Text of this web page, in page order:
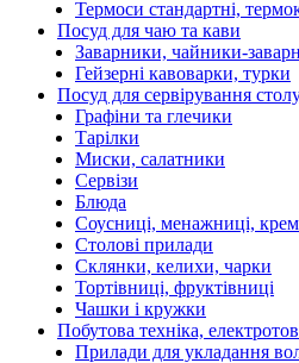
Термоси стандартні,
Посуд для чаю та кави
Заварники, чайники-
Гейзерні кавоварки, турки
Посуд для сервірування
Графіни та глечики
Тарілки
Миски, салатники
Сервізи
Блюда
Соусниці, менажниці,
Столові прилади
Склянки, келихи, чарки
Тортівниці, фруктівниці
Чашки і кружки
Побутова техніка,
Прилади для укладання